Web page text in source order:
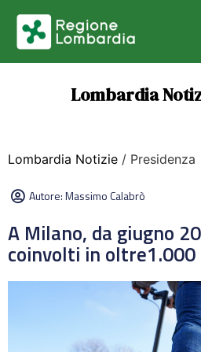
Lombardia
Lombardia Notizie / Presidenza
Autore:Massimo Calabrò
A Milano, da giugno
coinvolti in